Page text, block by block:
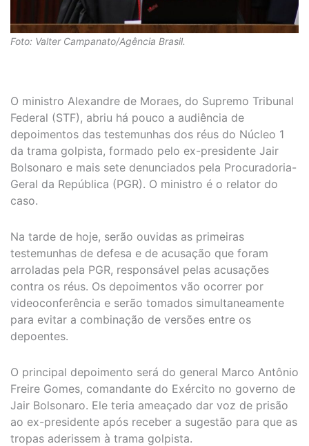
Foto: Valter Campanato/Agência Brasil.
O ministro Alexandre de Moraes, do Supremo Tribunal
Federal (STF), abriu há pouco a audiência de
depoimentos das testemunhas dos réus do Núcleo 1
da trama golpista, formado pelo ex-presidente Jair
Bolsonaro e mais sete denunciados pela Procuradoria-
Geral da República (PGR). O ministro é o relator do
caso.
Na tarde de hoje, serão ouvidas as primeiras
testemunhas de defesa e de acusação que foram
arroladas pela PGR, responsável pelas acusações
contra os réus. Os depoimentos vão ocorrer por
videoconferência e serão tomados simultaneamente
para evitar a combinação de versões entre os
depoentes.
O principal depoimento será do general Marco Antônio
Freire Gomes, comandante do Exército no governo de
Jair Bolsonaro. Ele teria ameaçado dar voz de prisão
ao ex-presidente após receber a sugestão para que as
tropas aderissem à trama golpista.